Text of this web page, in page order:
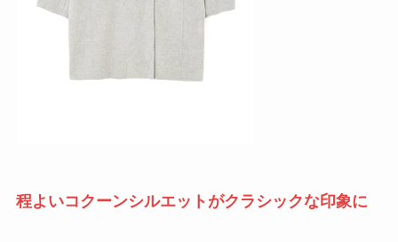
程よいコクーンシルエットがクラシックな印象に